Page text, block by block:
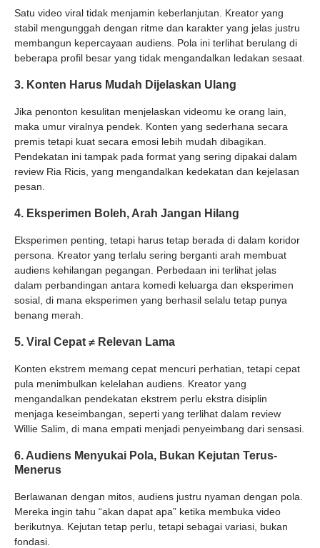
Satu video viral tidak menjamin keberlanjutan. Kreator yang
stabil mengunggah dengan ritme dan karakter yang jelas justru
membangun kepercayaan audiens. Pola ini terlihat berulang di
beberapa profil besar yang tidak mengandalkan ledakan sesaat.
3. Konten Harus Mudah Dijelaskan Ulang
Jika penonton kesulitan menjelaskan videomu ke orang lain,
maka umur viralnya pendek. Konten yang sederhana secara
premis tetapi kuat secara emosi lebih mudah dibagikan.
Pendekatan ini tampak pada format yang sering dipakai dalam
review Ria Ricis, yang mengandalkan kedekatan dan kejelasan
pesan.
4. Eksperimen Boleh, Arah Jangan Hilang
Eksperimen penting, tetapi harus tetap berada di dalam koridor
persona. Kreator yang terlalu sering berganti arah membuat
audiens kehilangan pegangan. Perbedaan ini terlihat jelas
dalam perbandingan antara komedi keluarga dan eksperimen
sosial, di mana eksperimen yang berhasil selalu tetap punya
benang merah.
5. Viral Cepat ≠ Relevan Lama
Konten ekstrem memang cepat mencuri perhatian, tetapi cepat
pula menimbulkan kelelahan audiens. Kreator yang
mengandalkan pendekatan ekstrem perlu ekstra disiplin
menjaga keseimbangan, seperti yang terlihat dalam review
Willie Salim, di mana empati menjadi penyeimbang dari sensasi.
6. Audiens Menyukai Pola, Bukan Kejutan Terus-
Menerus
Berlawanan dengan mitos, audiens justru nyaman dengan pola.
Mereka ingin tahu “akan dapat apa” ketika membuka video
berikutnya. Kejutan tetap perlu, tetapi sebagai variasi, bukan
fondasi.